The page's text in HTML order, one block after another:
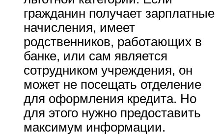
гражданин получает зарплатные
начисления, имеет
родственников, работающих в
банке, или сам является
сотрудником учреждения, он
может не посещать отделение
для оформления кредита. Но
для этого нужно предоставить
максимум информации.